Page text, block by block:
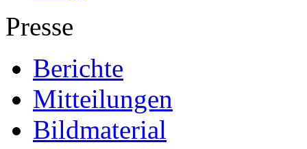
Presse
Berichte
Mitteilungen
Bildmaterial